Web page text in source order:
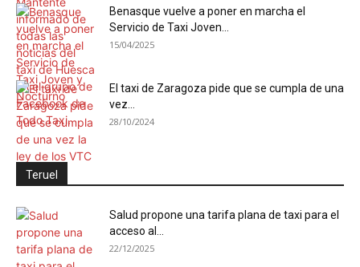
Benasque vuelve a poner en marcha el
Servicio de Taxi Joven...
15/04/2025
El taxi de Zaragoza pide que se cumpla de una
vez...
28/10/2024
Teruel
Salud propone una tarifa plana de taxi para el
acceso al...
22/12/2025